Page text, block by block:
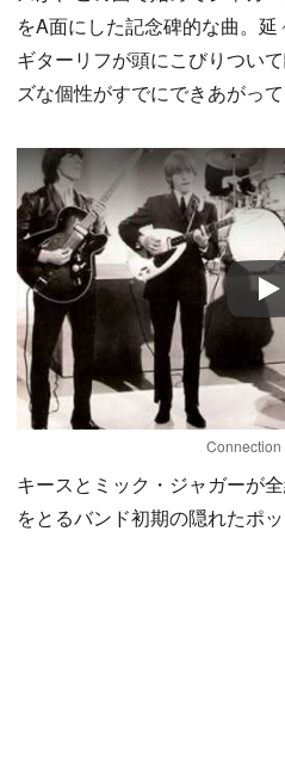
をA面にした記念碑的な曲。
ギターリフが頭にこびりつい
ズな個性がすでにできあがって
Play
Connection
キースとミック・ジャガーが
をとるバンド初期の隠れたポ